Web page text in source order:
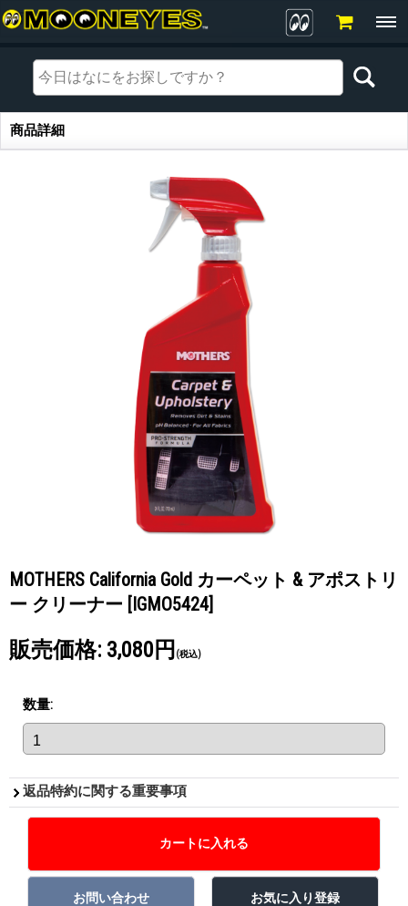
商品詳細
商品詳細
MOTHERS California Gold カーペット & アポストリ
ー クリーナー [IGMO5424]
販売価格: 3,080円 (税込)
数量:
返品特約に関する重要事項